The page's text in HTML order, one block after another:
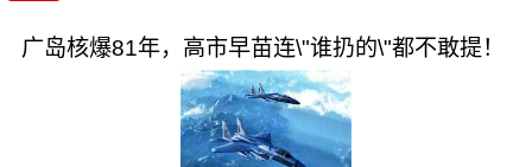
广岛核爆81年，高市早苗连\"谁扔的\"都不敢提！